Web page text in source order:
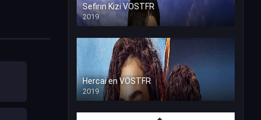
Sefirin Kizi VOSTFR
2019
Hercai en VOSTFR
2019